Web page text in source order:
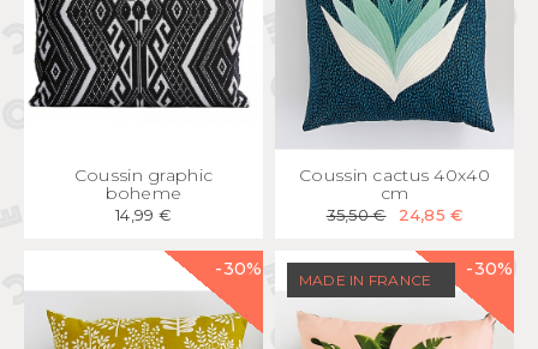
APERÇU RAPIDE
Coussin graphic
boheme
14,99 €
APERÇU RAPIDE
Coussin cactus 40x40
cm
35,50 € 24,85 €
-30%
MADE IN FRANCE
-30%